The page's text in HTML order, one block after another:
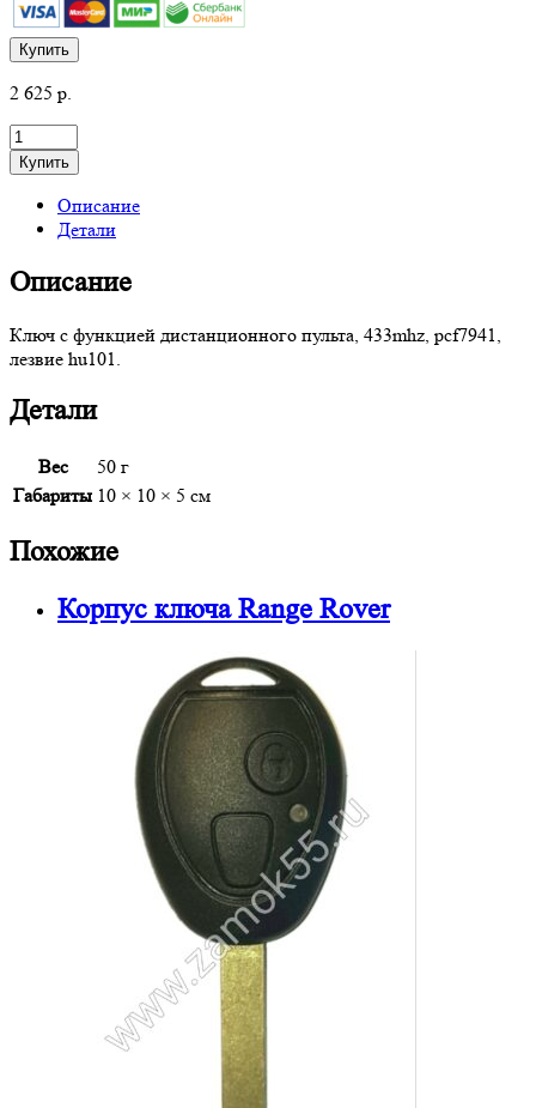
Купить
2 625р.
Купить
Описание
Детали
Описание
Ключ с функцией дистанционного пульта, 433mhz, pcf7941,
лезвие hu101.
Детали
Вес
50 г
Габариты
10 × 10 × 5 см
Похожие
Корпус ключа Range Rover